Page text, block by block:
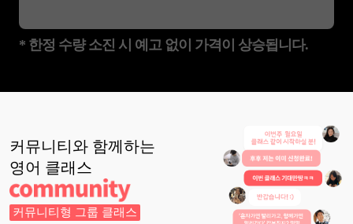
* 한정 수량 소진 시 예고 없이 가격이 상승됩니다.
커뮤니티와 함께하는
영어 클래스
커뮤니티형 그룹 클래스